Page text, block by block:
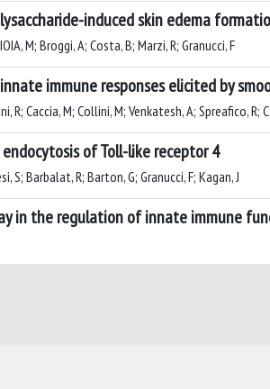
induced skin edema
M; Broggi, A; Costa, B; Marzi, R; Granucci, F
immune responses elicited by
R; Caccia, M; Collini, M; Venkatesh, A; Spreafico, R;
of Toll-like receptor 4
S; Barbalat, R; Barton, G; Granucci, F; Kagan, J
in the regulation of innate immune